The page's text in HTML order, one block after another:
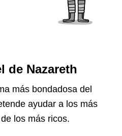
de Nazareth
más bondadosa del
ayudar a los más
los más ricos.